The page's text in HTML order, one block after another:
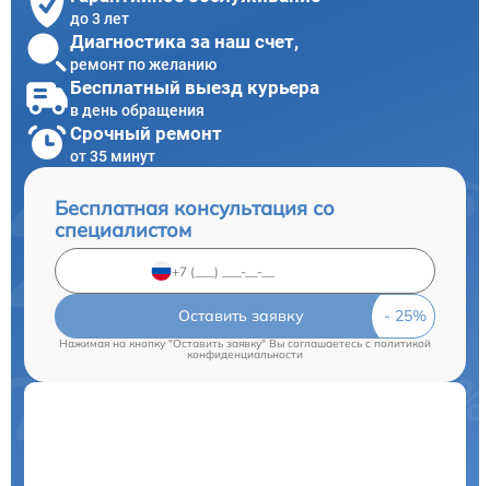
до 3 лет
Диагностика за наш счет,
ремонт по желанию
Бесплатный выезд курьера
в день обращения
Срочный ремонт
от 35 минут
Бесплатная консультация со
специалистом
Оставить заявку
Нажимая на кнопку "Оставить заявку" Вы соглашаетесь c политикой
конфиденциальности